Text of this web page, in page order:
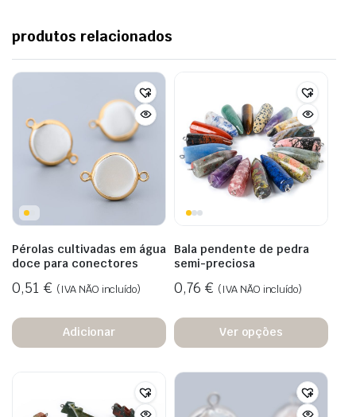
produtos relacionados
Pérolas cultivadas em água
doce para conectores
0,51 € (IVA NÃO incluído)
Adicionar
Bala pendente de pedra
semi-preciosa
0,76 € (IVA NÃO incluído)
Ver opções